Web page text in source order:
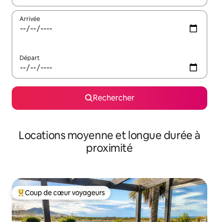
Arrivée
Départ
Rechercher
Locations moyenne et longue durée à
proximité
Coups de cœur voyageurs les plus appréciés
Coup de cœur voyageurs